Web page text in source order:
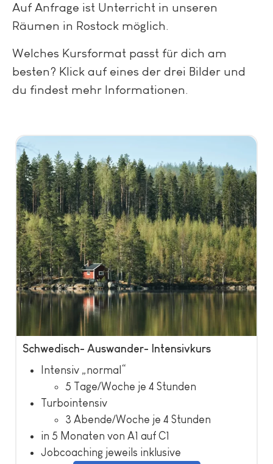
Auf Anfrage ist Unterricht in unseren
Räumen in Rostock möglich.
Welches Kursformat passt für dich am
besten? Klick auf eines der drei Bilder und
du findest mehr Informationen.
Schwedisch- Auswander- Intensivkurs
Intensiv „normal“
5 Tage/Woche je 4 Stunden
Turbointensiv
3 Abende/Woche je 4 Stunden
in 5 Monaten von A1 auf C1
Jobcoaching jeweils inklusive